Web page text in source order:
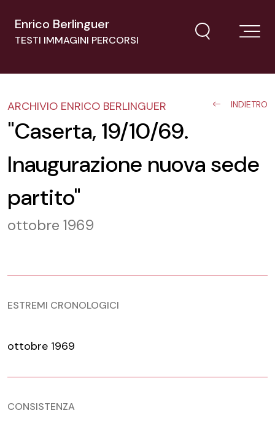
Enrico Berlinguer
TESTI IMMAGINI PERCORSI
ARCHIVIO ENRICO BERLINGUER INDIETRO
"Caserta, 19/10/69.
Inaugurazione nuova sede
partito"
ottobre 1969
ESTREMI CRONOLOGICI
ottobre 1969
CONSISTENZA